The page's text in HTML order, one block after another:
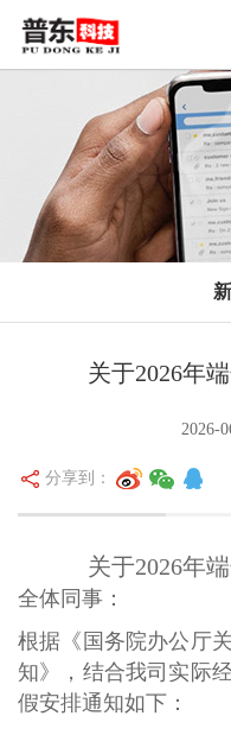
关于2026年
分享到：
关于2026年
全体同事：
根据《国务院办公厅
知》，结合我司实际
假安排通知如下：